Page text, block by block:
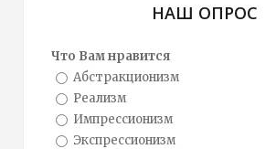
НАШ ОПРОС
Что Вам нравится
Абстракционизм
Реализм
Импрессионизм
Экспрессионизм